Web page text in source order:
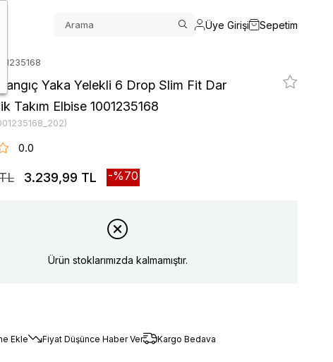
Üye Girişi Sepetim
Yaka Yelekli 6 Drop Slim Fit Dar
Takım Elbise 1001235168
0.0
3.239,99 TL 70
Ürün stoklarımızda kalmamıştır.
Ekle Fiyat Düşünce Haber Ver Kargo Bedava